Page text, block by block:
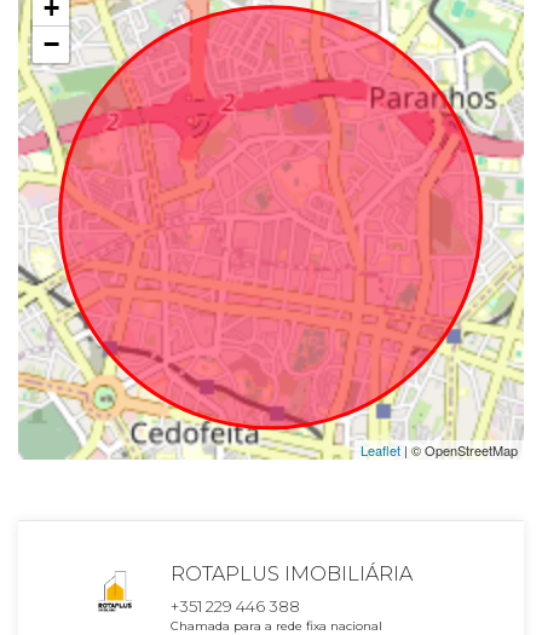
+
−
Leaflet | © OpenStreetMap
ROTAPLUS IMOBILIÁRIA
+351 229 446 388
Chamada para a rede fixa nacional